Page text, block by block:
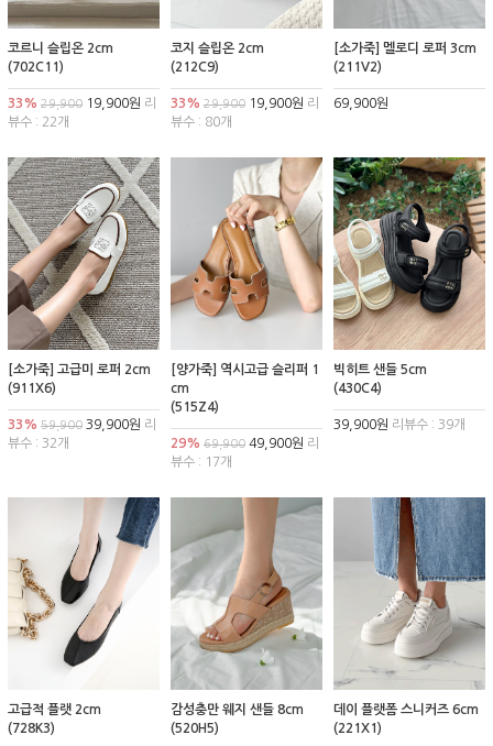
코르니 슬립온 2cm
(702C11)
33% 29,900 19,900원 리
뷰수 : 22개
코지 슬립온 2cm
(212C9)
33% 29,90019,900원 리
뷰수 : 80개
[소가죽] 멜로디 로퍼 3cm
(211V2)
69,900원
[소가죽] 고급미 로퍼 2cm
(911X6)
33% 59,900 39,900원 리
뷰수 : 32개
[양가죽] 역시고급 슬리퍼 1
cm
(515Z4)
29% 69,90049,900원 리
뷰수 : 17개
빅히트 샌들 5cm
(430C4)
39,900원 리뷰수 : 39개
고급적 플랫 2cm
(728K3)
감성충만 웨지 샌들 8cm
(520H5)
데이 플랫폼 스니커즈 6cm
(221X1)